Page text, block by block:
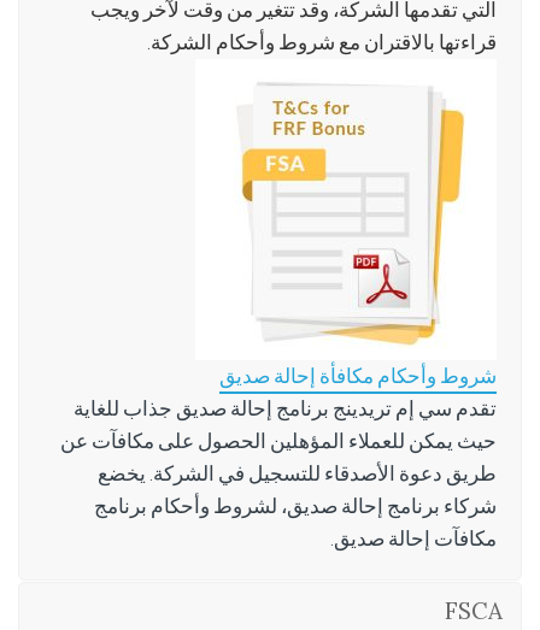
التي تقدمها الشركة، وقد تتغير من وقت لآخر ويجب
قراءتها بالاقتران مع شروط وأحكام الشركة.
شروط وأحكام مكافأة إحالة صديق
تقدم سي إم تريدينج برنامج إحالة صديق جذاب للغاية
حيث يمكن للعملاء المؤهلين الحصول على مكافآت عن
طريق دعوة الأصدقاء للتسجيل في الشركة. يخضع
شركاء برنامج إحالة صديق، لشروط وأحكام برنامج
مكافآت إحالة صديق.
FSCA